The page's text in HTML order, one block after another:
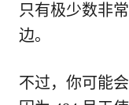
只有极少数非
边。
不过，你可能